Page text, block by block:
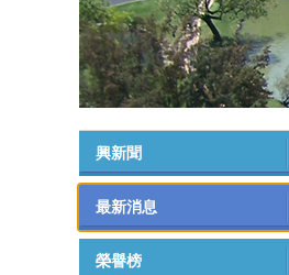
興新聞
最新消息
榮譽榜